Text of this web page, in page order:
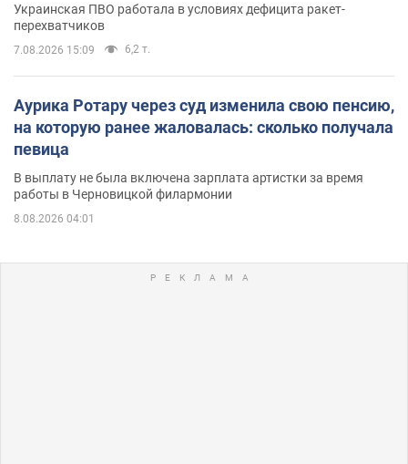
Украинская ПВО работала в условиях дефицита ракет-
перехватчиков
7.08.2026 15:09 6,2 т.
Аурика Ротару через суд изменила свою пенсию,
на которую ранее жаловалась: сколько получала
певица
В выплату не была включена зарплата артистки за время
работы в Черновицкой филармонии
8.08.2026 04:01